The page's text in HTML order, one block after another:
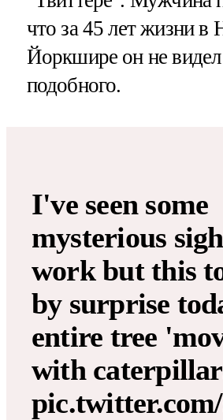
что за 45 лет жизни в
Йоркшире он не видел
подобного.
I've seen some
mysterious
work but this
by surprise
entire tree
with